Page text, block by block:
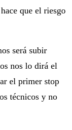
que el riesgo
será subir
nos lo dirá el
el primer stop
técnicos y no